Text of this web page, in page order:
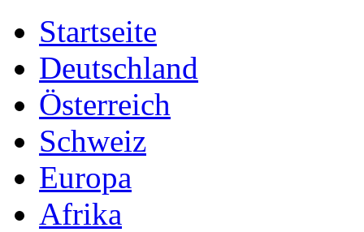
Startseite
Deutschland
Österreich
Schweiz
Europa
Afrika